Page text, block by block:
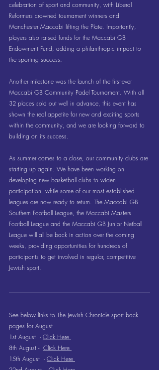
celebration of sport and community, with Liberal
Reformers crowned tournament winners and
Manchester Maccabi lifting the Plate. Importantly,
players also raised funds for the Maccabi GB
Endowment Fund, adding a philanthropic impact to
the sporting success.
Another milestone was the launch of the first-ever
Maccabi GB Community Padel Tournament. With all
32 places sold out well in advance, this event has
shown the real appetite for new and exciting sports
within the community, and we are looking forward to
building on its success.
As summer comes to a close, our community clubs are
starting up again. We have been working on
developing new basketball clubs to widen
participation, while some of our most established
leagues are now ready to return. The Maccabi GB
Southern Football League, the Maccabi Masters
Football League and the Maccabi GB Junior Netball
League will all be back in action over the coming
weeks, providing opportunities for hundreds of
participants to get involved in regular, competitive
Jewish sport.
See below links to The Jewish Chronicle sport back
pages for August
1st August  - Click Here
8th August - Click Here
15th August  - Click Here